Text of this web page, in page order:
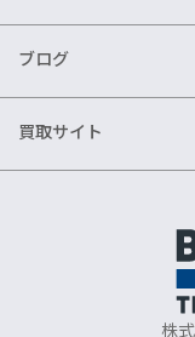
ブログ
買取サイト
株